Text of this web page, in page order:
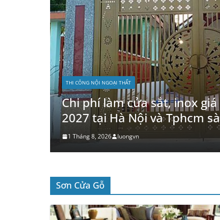
THI CÔNG NỘI NGOẠI THẤT
Báo giá làm hàng rào sắt,
mét vuông hoàn thiện trọn
26 Tháng 7, 2026 luongvn
Sơn Cửa Gỗ